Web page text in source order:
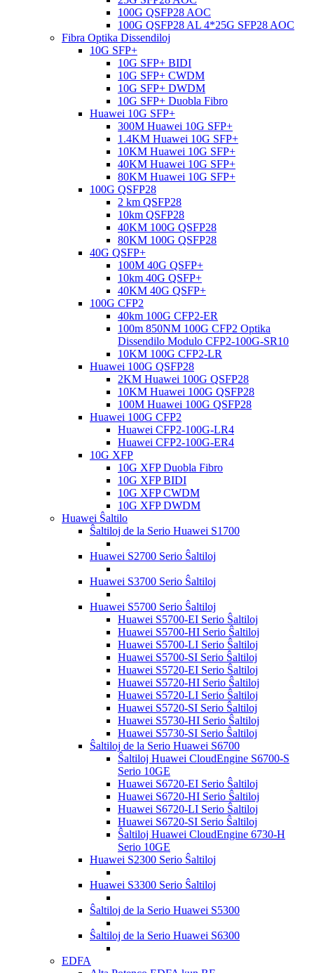
100G QSFP28 AOC
100G QSFP28 AL 4*25G SFP28 AOC
Fibra Optika Dissendiloj
10G SFP+
10G SFP+ BIDI
10G SFP+ CWDM
10G SFP+ DWDM
10G SFP+ Duobla Fibro
Huawei 10G SFP+
300M Huawei 10G SFP+
1.4KM Huawei 10G SFP+
10KM Huawei 10G SFP+
40KM Huawei 10G SFP+
80KM Huawei 10G SFP+
100G QSFP28
2 km QSFP28
10km QSFP28
40KM 100G QSFP28
80KM 100G QSFP28
40G QSFP+
100M 40G QSFP+
10km 40G QSFP+
40KM 40G QSFP+
100G CFP2
40km 100G CFP2-ER
100m 850NM 100G CFP2 Optika
Dissendilo Modulo CFP2-100G-SR10
10KM 100G CFP2-LR
Huawei 100G QSFP28
2KM Huawei 100G QSFP28
10KM Huawei 100G QSFP28
100M Huawei 100G QSFP28
Huawei 100G CFP2
Huawei CFP2-100G-LR4
Huawei CFP2-100G-ER4
10G XFP
10G XFP Duobla Fibro
10G XFP BIDI
10G XFP CWDM
10G XFP DWDM
Huawei Ŝaltilo
Ŝaltiloj de la Serio Huawei S1700
Huawei S2700 Serio Ŝaltiloj
Huawei S3700 Serio Ŝaltiloj
Huawei S5700 Serio Ŝaltiloj
Huawei S5700-EI Serio Ŝaltiloj
Huawei S5700-HI Serio Ŝaltiloj
Huawei S5700-LI Serio Ŝaltiloj
Huawei S5700-SI Serio Ŝaltiloj
Huawei S5720-EI Serio Ŝaltiloj
Huawei S5720-HI Serio Ŝaltiloj
Huawei S5720-LI Serio Ŝaltiloj
Huawei S5720-SI Serio Ŝaltiloj
Huawei S5730-HI Serio Ŝaltiloj
Huawei S5730-SI Serio Ŝaltiloj
Ŝaltiloj de la Serio Huawei S6700
Ŝaltiloj Huawei CloudEngine S6700-S
Serio 10GE
Huawei S6720-EI Serio Ŝaltiloj
Huawei S6720-HI Serio Ŝaltiloj
Huawei S6720-LI Serio Ŝaltiloj
Huawei S6720-SI Serio Ŝaltiloj
Ŝaltiloj Huawei CloudEngine 6730-H
Serio 10GE
Huawei S2300 Serio Ŝaltiloj
Huawei S3300 Serio Ŝaltiloj
Ŝaltiloj de la Serio Huawei S5300
Ŝaltiloj de la Serio Huawei S6300
EDFA